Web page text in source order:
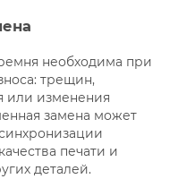
необходима при
трещин,
или изменения
замена может
печати и
деталей.